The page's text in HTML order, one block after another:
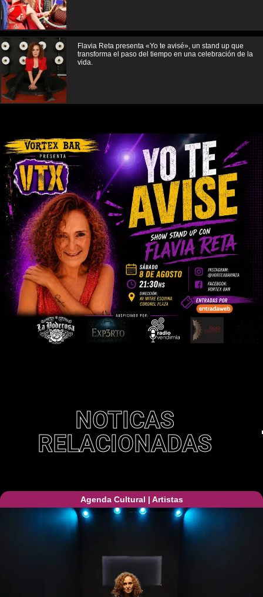
Flavia Reta presenta «Yo te avisé», un stand up que
transforma el paso del tiempo en una celebración de la
vida.
NOTICAS
RELACIONADAS
Agenda Cultural | Artistas